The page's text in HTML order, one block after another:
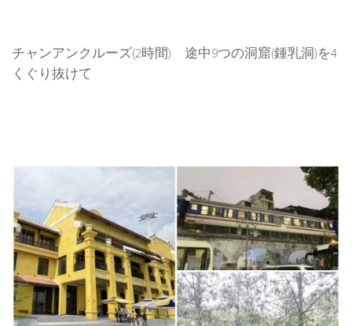
チャンアンクルーズ(2時間) 途中9つの洞窟(鍾乳洞)を4
くぐり抜けて